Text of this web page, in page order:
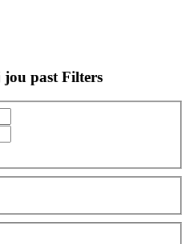
jou past Filters